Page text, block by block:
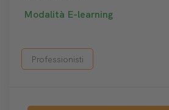
Modalità E-learning
Professionisti